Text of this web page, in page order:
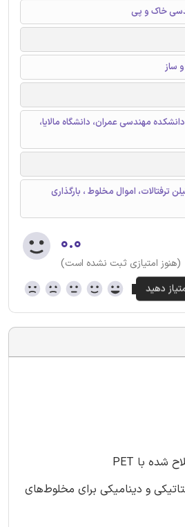
خاک و پی
ساز
مهندسی عمران، دانشگاه مالایا،
ترفتالات، اموال مخلوط ، بارگذاری
۰.۰
(هنوز امتیازی ثبت نشده است)
و دینامیکی برای مخلوط‌های